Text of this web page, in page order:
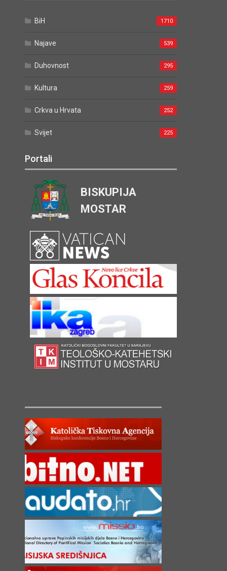
BiH 1710
Najave 539
Duhovnost 295
Kultura 259
Crkva u Hrvata 252
Svijet 225
Portali
BISKUPIJA
MOSTAR